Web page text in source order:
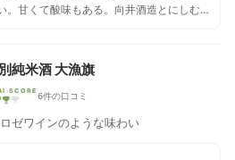
。甘くて酸味もある。向井酒造とにしむ
純米酒 大漁旗
SCORE 6件の口コミ
ゼワインのような味わい